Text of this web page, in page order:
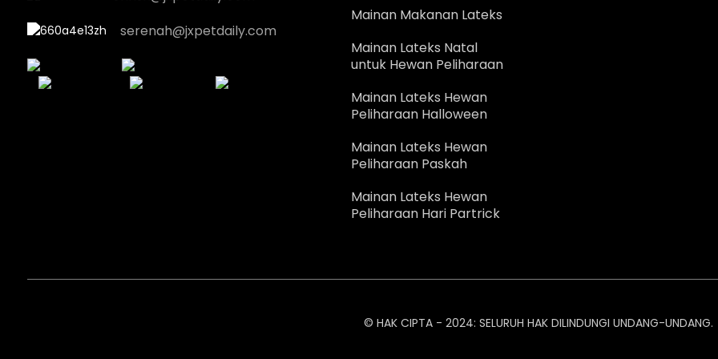
serenah@jxpetdaily.com
Mainan Makanan Lateks
Mainan Lateks Natal
untuk Hewan Peliharaan
Mainan Lateks Hewan
Peliharaan Halloween
Mainan Lateks Hewan
Peliharaan Paskah
Mainan Lateks Hewan
Peliharaan Hari Partrick
© HAK CIPTA - 2024: SELURUH HAK DILINDUNGI UNDANG-UNDANG.